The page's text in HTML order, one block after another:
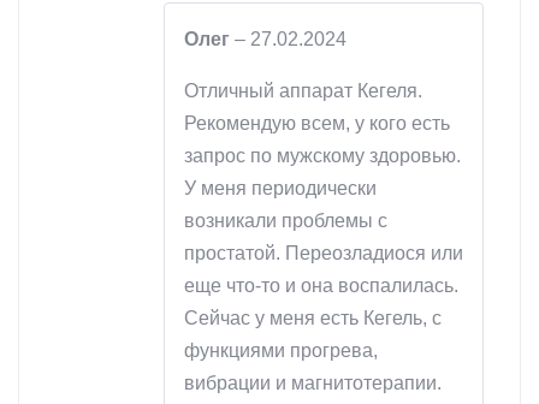
Олег – 27.02.2024
Отличный аппарат Кегеля.
Рекомендую всем, у кого есть
запрос по мужскому здоровью.
У меня периодически
возникали проблемы с
простатой. Переозладиося или
еще что-то и она воспалилась.
Сейчас у меня есть Кегель, с
функциями прогрева,
вибрации и магнитотерапии.